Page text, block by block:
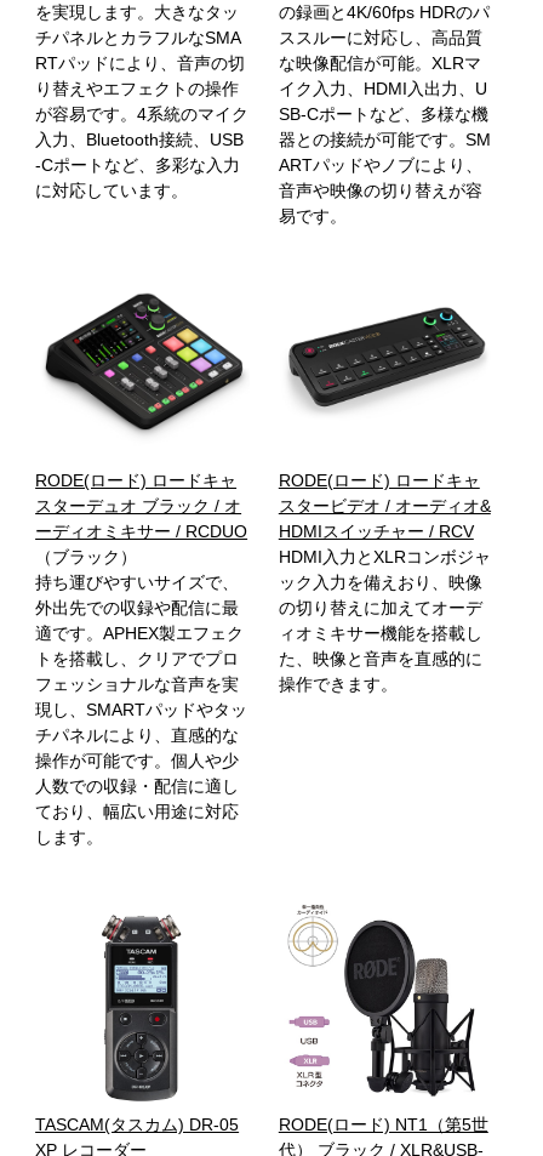
を実現します。大きなタッ
チパネルとカラフルなSMA
RTパッドにより、音声の切
り替えやエフェクトの操作
が容易です。4系統のマイク
入力、Bluetooth接続、USB
-Cポートなど、多彩な入力
に対応しています。
の録画と4K/60fps HDRのパ
ススルーに対応し、高品質
な映像配信が可能。XLRマ
イク入力、HDMI入出力、U
SB-Cポートなど、多様な機
器との接続が可能です。SM
ARTパッドやノブにより、
音声や映像の切り替えが容
易です。
RODE(ロード) ロードキャ
スターデュオ ブラック / オ
ーディオミキサー / RCDUO
（ブラック）
持ち運びやすいサイズで、
外出先での収録や配信に最
適です。APHEX製エフェク
トを搭載し、クリアでプロ
フェッショナルな音声を実
現し、SMARTパッドやタッ
チパネルにより、直感的な
操作が可能です。個人や少
人数での収録・配信に適し
ており、幅広い用途に対応
します。
RODE(ロード) ロードキャ
スタービデオ / オーディオ&
HDMIスイッチャー / RCV
HDMI入力とXLRコンボジャ
ック入力を備えおり、映像
の切り替えに加えてオーデ
ィオミキサー機能を搭載し
た、映像と音声を直感的に
操作できます。
TASCAM(タスカム) DR-05
XP レコーダー
RODE(ロード) NT1（第5世
代） ブラック / XLR&USB-